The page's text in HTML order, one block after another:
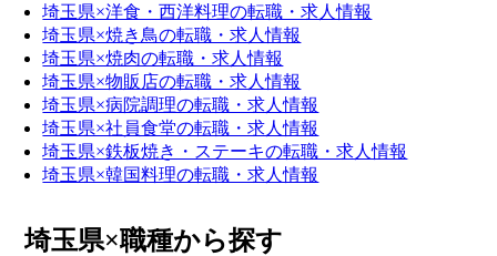
埼玉県×洋食・西洋料理の転職・求人情報
埼玉県×焼き鳥の転職・求人情報
埼玉県×焼肉の転職・求人情報
埼玉県×物販店の転職・求人情報
埼玉県×病院調理の転職・求人情報
埼玉県×社員食堂の転職・求人情報
埼玉県×鉄板焼き・ステーキの転職・求人情報
埼玉県×韓国料理の転職・求人情報
埼玉県×職種から探す